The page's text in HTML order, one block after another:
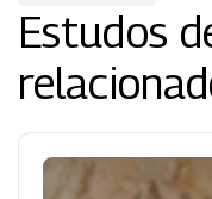
Estudos